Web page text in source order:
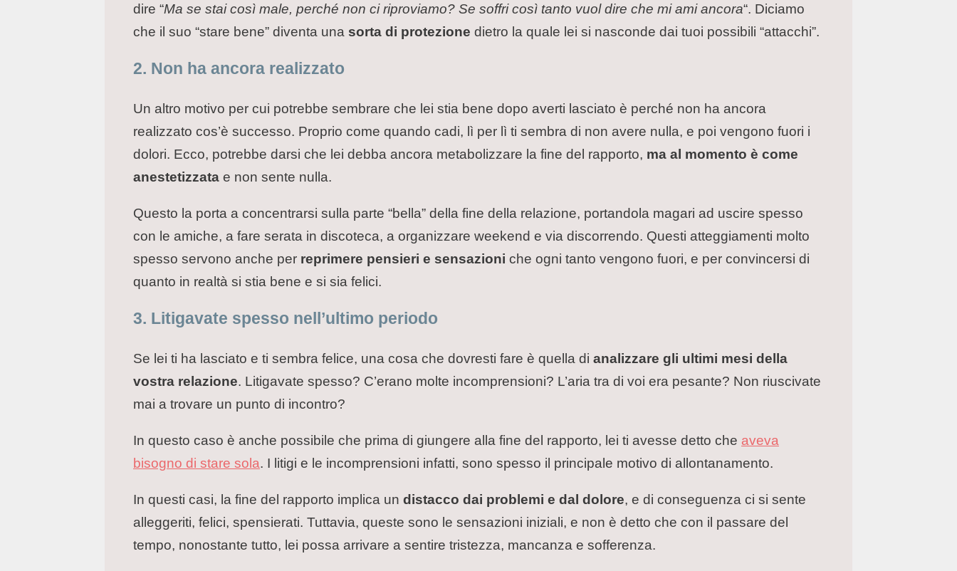
dire “Ma se stai così male, perché non ci riproviamo? Se soffri così tanto vuol dire che mi ami ancora“. Diciamo
che il suo “stare bene” diventa una sorta di protezione dietro la quale lei si nasconde dai tuoi possibili “attacchi”.
2. Non ha ancora realizzato
Un altro motivo per cui potrebbe sembrare che lei stia bene dopo averti lasciato è perché non ha ancora
realizzato cos’è successo. Proprio come quando cadi, lì per lì ti sembra di non avere nulla, e poi vengono fuori i
dolori. Ecco, potrebbe darsi che lei debba ancora metabolizzare la fine del rapporto, ma al momento è come
anestetizzata e non sente nulla.
Questo la porta a concentrarsi sulla parte “bella” della fine della relazione, portandola magari ad uscire spesso
con le amiche, a fare serata in discoteca, a organizzare weekend e via discorrendo. Questi atteggiamenti molto
spesso servono anche per reprimere pensieri e sensazioni che ogni tanto vengono fuori, e per convincersi di
quanto in realtà si stia bene e si sia felici.
3. Litigavate spesso nell’ultimo periodo
Se lei ti ha lasciato e ti sembra felice, una cosa che dovresti fare è quella di analizzare gli ultimi mesi della
vostra relazione. Litigavate spesso? C’erano molte incomprensioni? L’aria tra di voi era pesante? Non riuscivate
mai a trovare un punto di incontro?
In questo caso è anche possibile che prima di giungere alla fine del rapporto, lei ti avesse detto che aveva
bisogno di stare sola. I litigi e le incomprensioni infatti, sono spesso il principale motivo di allontanamento.
In questi casi, la fine del rapporto implica un distacco dai problemi e dal dolore, e di conseguenza ci si sente
alleggeriti, felici, spensierati. Tuttavia, queste sono le sensazioni iniziali, e non è detto che con il passare del
tempo, nonostante tutto, lei possa arrivare a sentire tristezza, mancanza e sofferenza.